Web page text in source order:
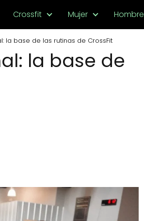
Crossfit Mujer Hombre
la base de las rutinas de CrossFit
la base de